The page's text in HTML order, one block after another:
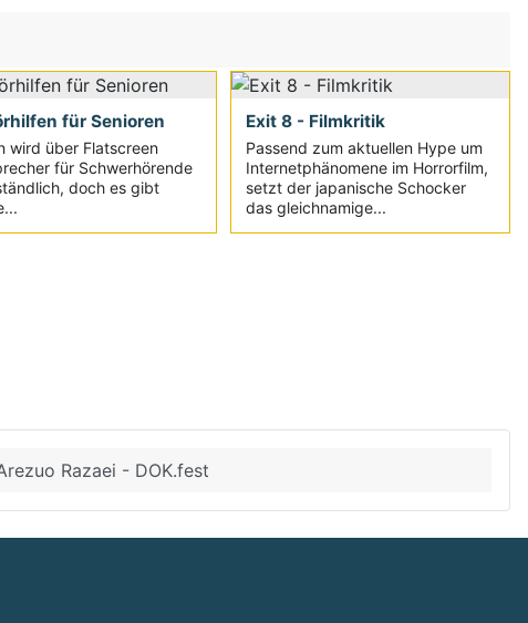
für Senioren
wird über Flatscreen
für Schwerhörende
doch es gibt
Exit 8 - Filmkritik
Passend zum aktuellen Hype um
Internetphänomene im Horrorfilm,
setzt der japanische Schocker
das gleichnamige...
Razaei - DOK.fest